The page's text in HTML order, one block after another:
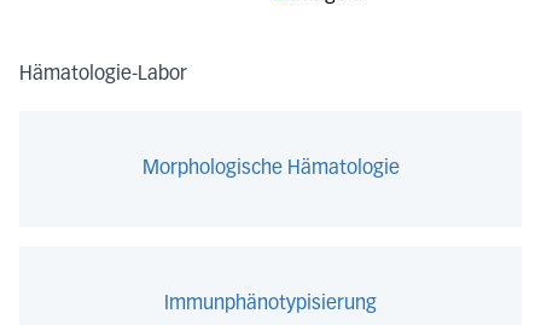
Hämatologie-Labor
Morphologische Hämatologie
Immunphänotypisierung